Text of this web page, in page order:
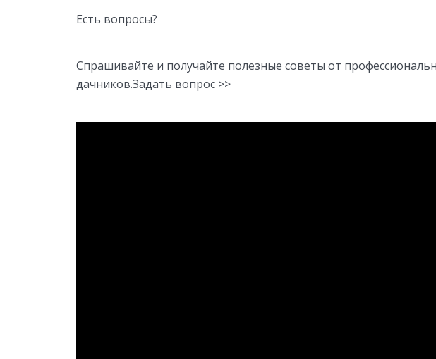
Есть вопросы?
Спрашивайте и получайте полезные советы от
дачников.Задать вопрос >>